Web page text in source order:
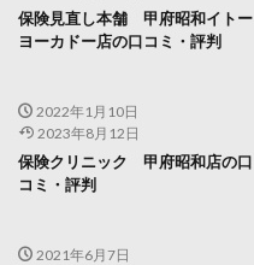
保険見直し本舗 甲府昭和イトー
ヨーカドー店の口コミ・評判
2022年1月10日
2023年8月12日
保険クリニック 甲府昭和店の口
コミ・評判
2021年6月7日